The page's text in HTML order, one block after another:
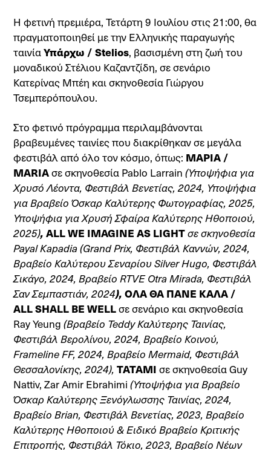
Η φετινή πρεμιέρα, Τετάρτη 9 Ιουλίου στις 21:00, θα
πραγματοποιηθεί με την Ελληνικής παραγωγής
ταινίαΥπάρχω / Stelios, βασισμένη στη ζωή του
μοναδικού Στέλιου Καζαντζίδη, σε σενάριο
Κατερίνας Μπέη και σκηνοθεσία Γιώργου
Τσεμπερόπουλου.
Στο φετινό πρόγραμμα περιλαμβάνονται
βραβευμένες ταινίες που διακρίθηκαν σε μεγάλα
φεστιβάλ από όλο τον κόσμο, όπως: ΜΑΡΙΑ /
MARIAσε σκηνοθεσία Pablo Larrain(Υποψήφια για
Χρυσό Λέοντα, Φεστιβάλ Βενετίας, 2024, Υποψήφια
για Βραβείο Όσκαρ Καλύτερης Φωτογραφίας, 2025,
Υποψήφια για Χρυσή Σφαίρα Καλύτερης Ηθοποιού,
2025), ALL WE IMAGINE AS LIGHTσε σκηνοθεσία
Payal Kapadia (Grand Prix, Φεστιβάλ Καννών, 2024,
Βραβείο Καλύτερου Σεναρίου Silver Hugo, Φεστιβάλ
Σικάγο, 2024, Βραβείο RTVE Otra Mirada, Φεστιβάλ
Σαν Σεμπαστιάν, 2024), OΛΑ ΘΑ ΠΑΝΕ ΚΑΛΑ /
ALL SHALL BE WELLσε σενάριο και σκηνοθεσία
Ray Yeung(Βραβείο Teddy Καλύτερης Ταινίας,
Φεστιβάλ Βερολίνου, 2024, Βραβείο Κοινού,
Frameline FF, 2024, Βραβείο Mermaid, Φεστιβάλ
Θεσσαλονίκης, 2024), TATAMI σε σκηνοθεσία Guy
Nattiv, Zar Amir Ebrahimi(Υποψήφια για Βραβείο
Όσκαρ Καλύτερης Ξενόγλωσσης Ταινίας, 2024,
Βραβείο Brian, Φεστιβάλ Βενετίας, 2023, Βραβείο
Καλύτερης Ηθοποιού & Ειδικό Βραβείο Κριτικής
Επιτροπής, Φεστιβάλ Τόκιο, 2023, Βραβείο Νέων